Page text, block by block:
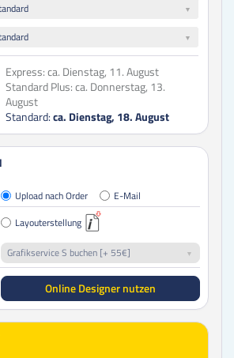
Express: ca. Dienstag, 11. August
Standard Plus: ca. Donnerstag, 13.
August
Standard: ca. Dienstag, 18. August
Upload nach Order
E-Mail
Layouterstellung
Grafikservice S buchen [+ 55€]
Online Designer nutzen